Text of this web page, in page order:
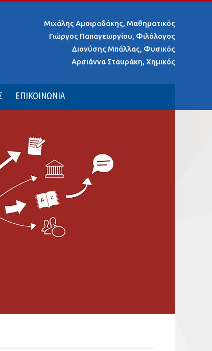
Μιχάλης Αμοιραδάκης, Μαθηματικός
Γιώργος Παπαγεωργίου, Φιλόλογος
Διονύσης Μπάλλας, Φυσικός
Αρσιάννα Σταυράκη, Χημικός
ΕΠΙΚΟΙΝΩΝΙΑ
υποδομή.Τα συστατικά της υψηλής ποιότητας.
επαγγελματικός προσ...